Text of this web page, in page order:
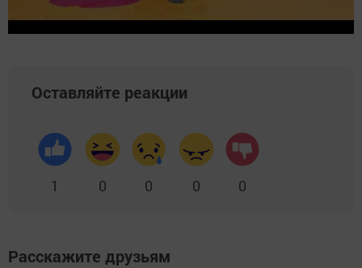
Оставляйте реакции
1 0 0 0 0
Расскажите друзьям